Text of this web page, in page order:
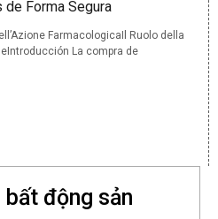
Forma Segura
FarmacologicaIl Ruolo della
La compra de
động sản